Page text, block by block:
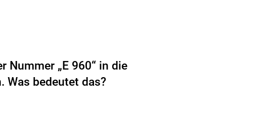
Nummer „E 960“ in die
Was bedeutet das?